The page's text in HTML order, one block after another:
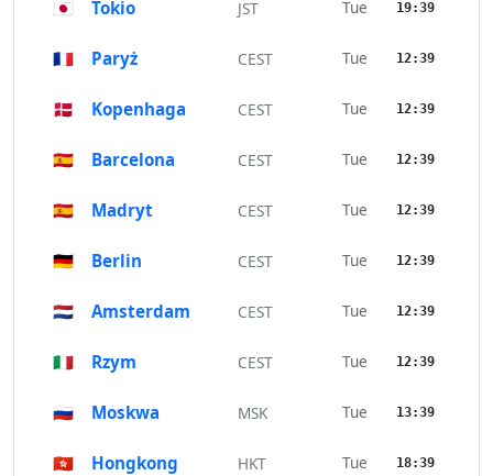
🇯🇵 Tokio JST Tue 19:39
🇫🇷 Paryż CEST Tue 12:39
🇩🇰 Kopenhaga CEST Tue 12:39
🇪🇸 Barcelona CEST Tue 12:39
🇪🇸 Madryt CEST Tue 12:39
🇩🇪 Berlin CEST Tue 12:39
🇳🇱 Amsterdam CEST Tue 12:39
🇮🇹 Rzym CEST Tue 12:39
🇷🇺 Moskwa MSK Tue 13:39
🇭🇰 Hongkong HKT Tue 18:39